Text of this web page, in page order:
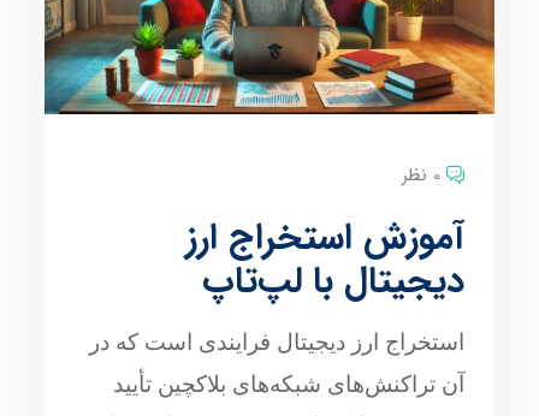
0 نظر
آموزش استخراج ارز
دیجیتال با لپ‌تاپ
استخراج ارز دیجیتال فرایندی است که در
آن تراکنش‌های شبکه‌های بلاکچین تأیید